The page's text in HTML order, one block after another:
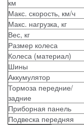
км
Макс. скорость, км/ч
Макс. нагрузка, кг
Вес, кг
Размер колеса
Колеса (материал)
Шины
Аккумулятор
Тормоза передние/
задние
Приборная панель
Подвеска передняя